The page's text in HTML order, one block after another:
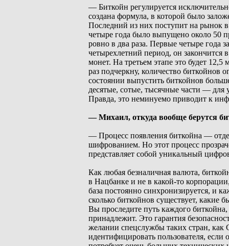
— Биткойн регулируется
создана формула, в которой было
Последний из них поступит на рынок в
четыре года было выпущено около 50
ровно в два раза. Первые четыре года
четырехлетний период, он закончится
монет. На третьем этапе это будет
раз подчеркну, количество биткойнов
состоянии выпустить биткойнов
десятые, сотые, тысячные части — для
Правда, это неминуемо приводит к
— Михаил, откуда вообще берутся
— Процесс появления биткойна —
шифрованием. Но этот процесс
представляет собой уникальный
Как любая безналичная валюта,
в Нацбанке и не в какой-то
база постоянно синхронизируется, и
сколько биткойнов существует, какие
Вы проследите путь каждого
принадлежит. Это гарантия
желании спецслужбы таких стран,
идентифицировать пользователя,